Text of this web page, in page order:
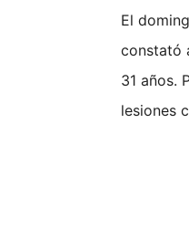
El
constató
31 años.
lesiones